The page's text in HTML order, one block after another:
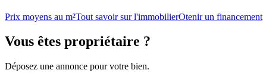
Prix moyens au m²Tout savoir sur l'immobilierOtenir un financement
Vous êtes propriétaire ?
Déposez une annonce pour votre bien.